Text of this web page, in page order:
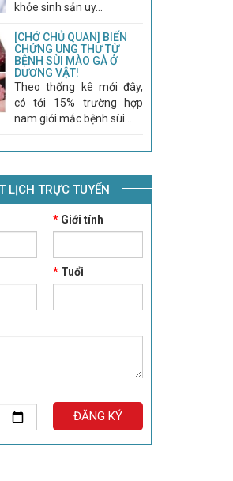
khỏe sinh sản uy...
[CHỚ CHỦ QUAN] BIẾN
CHỨNG UNG THƯ TỪ
BỆNH SÙI MÀO GÀ Ở
DƯƠNG VẬT!
Theo thống kê mới đây,
có tới 15% trường hợp
nam giới mắc bệnh sùi...
LỊCH TRỰC TUYẾN
*Giới tính
*Tuổi
ĐĂNG KÝ